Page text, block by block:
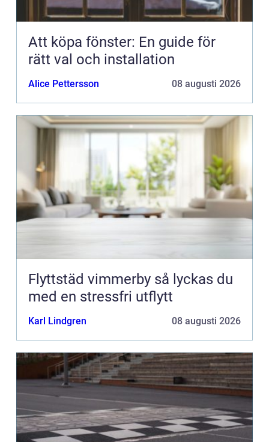
Att köpa fönster: En guide för
rätt val och installation
Alice Pettersson 08 augusti 2026
Flyttstäd vimmerby så lyckas du
med en stressfri utflytt
Karl Lindgren 08 augusti 2026